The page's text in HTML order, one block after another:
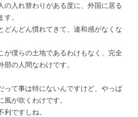
入れ替わりがある度に、外国に居る
。
んどん慣れてきて、違和感がなくな
僕らの土地であるわけもなく、完全
の人間なわけです。
て事は特にないんですけど、やっぱ
が吹くわけです。
ですしね。